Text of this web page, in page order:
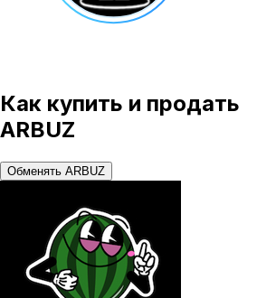
Как купить и продать
ARBUZ
Обменять ARBUZ